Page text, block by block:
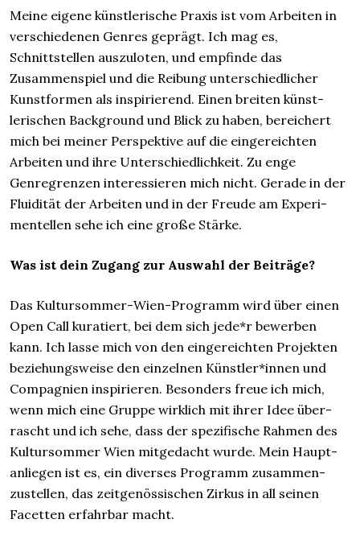
Meine eigene künstlerische Praxis ist vom Arbeiten in
verschiedenen Genres geprägt. Ich mag es,
Schnittstellen auszuloten, und emp­finde das
Zusammen­spiel und die Reibung unter­schiedlicher
Kunst­formen als inspirierend. Einen breiten künst­
lerischen Back­ground und Blick zu haben, bereichert
mich bei meiner Perspektive auf die einge­reichten
Arbeiten und ihre Unter­schied­lichkeit. Zu enge
Genregrenzen interessieren mich nicht. Gerade in der
Fluidität der Arbeiten und in der Freude am Experi­
men­tellen sehe ich eine große Stärke.
Was ist dein Zugang zur Auswahl der Beiträge?
Das Kultursommer-Wien-Programm wird über einen
Open Call kuratiert, bei dem sich jede*r bewerben
kann. Ich lasse mich von den einge­reichten Projekten
beziehungs­weise den einzelnen Künst­ler*innen und
Compagnien inspirieren. Besonders freue ich mich,
wenn mich eine Gruppe wirklich mit ihrer Idee über­
rascht und ich sehe, dass der spezifische Rahmen des
Kultursommer Wien mit­ge­dacht wurde. Mein Haupt­
anliegen ist es, ein di­verses Programm zusammen­
zustellen, das zeit­genössischen Zirkus in all seinen
Facetten er­fahr­bar macht.